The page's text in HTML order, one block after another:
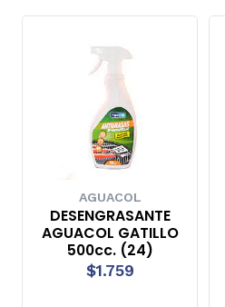
AGUACOL
DESENGRASANTE
AGUACOL GATILLO
500cc. (24)
$1.759